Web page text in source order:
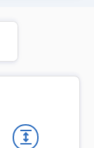
expand